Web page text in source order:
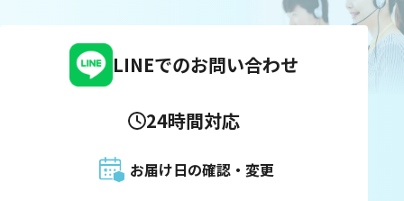
LINEでのお問い合わせ
24時間対応
お届け日の確認・変更